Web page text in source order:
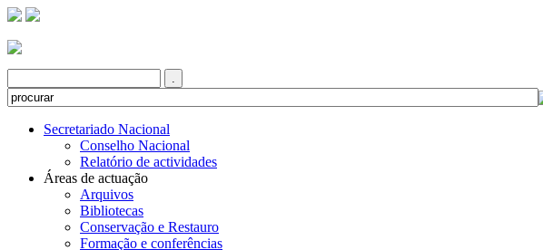
Secretariado Nacional
Conselho Nacional
Relatório de actividades
Áreas de actuação
Arquivos
Bibliotecas
Conservação e Restauro
Formação e conferências